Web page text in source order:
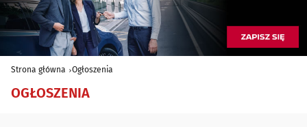
Strona główna Ogłoszenia
OGŁOSZENIA